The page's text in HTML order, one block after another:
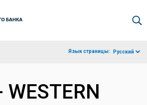
Язык страницы: Русский